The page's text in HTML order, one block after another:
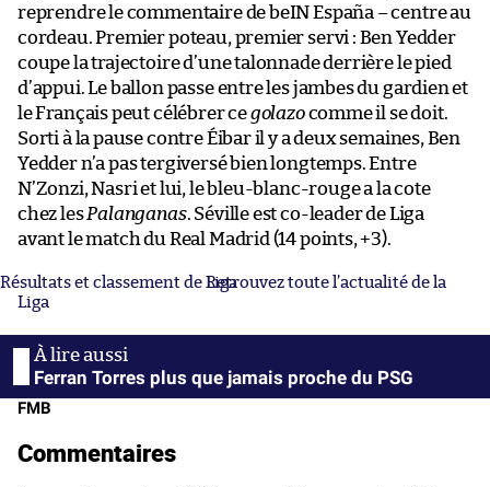
reprendre le commentaire de beIN España – centre au
cordeau. Premier poteau, premier servi : Ben Yedder
coupe la trajectoire d’une talonnade derrière le pied
d’appui. Le ballon passe entre les jambes du gardien et
le Français peut célébrer cegolazocomme il se doit.
Sorti à la pause contre Éibar il y a deux semaines, Ben
Yedder n’a pas tergiversé bien longtemps. Entre
N’Zonzi, Nasri et lui, le bleu-blanc-rouge a la cote
chez lesPalanganas. Séville est co-leader de Liga
avant le match du Real Madrid (14 points, +3).
Résultats et classement de LigaRetrouvez toute l’actualité de la
Liga
Ferran Torres plus que jamais proche du PSG
FMB
Commentaires